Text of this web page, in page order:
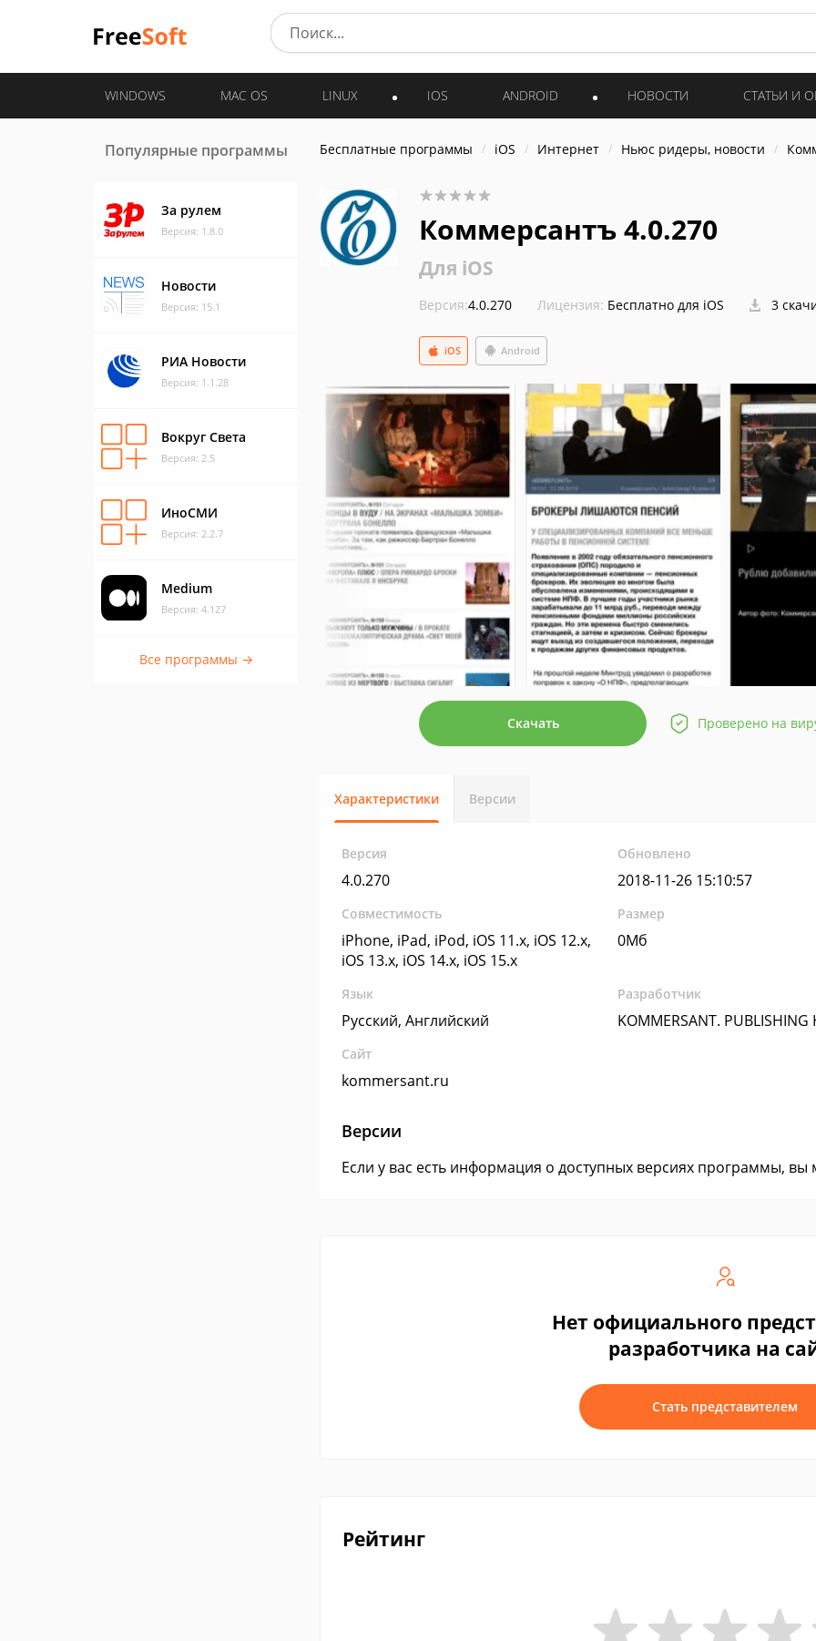
WINDOWS MAC OS LINUX IOS ANDROID НОВОСТИ СТАТЬИ И
Популярные программы
За рулем
Версия: 1.8.0
Новости
Версия: 15.1
РИА Новости
Версия: 1.1.28
Вокруг Света
Версия: 2.5
ИноСМИ
Версия: 2.2.7
Medium
Версия: 4.127
Все программы →
Бесплатные программы iOS Интернет Ньюс ридеры, новости
Коммерсантъ 4.0.270
Для iOS
Версия:4.0.270 Лицензия: Бесплатно для iOS 3
iOS Android
Скачать Проверено на
Характеристики Версии
Версия
4.0.270
Обновлено
2018-11-26 15:10:57
Совместимость
iPhone, iPad, iPod, iOS 11.x, iOS 12.x,
iOS 13.x, iOS 14.x, iOS 15.x
Размер
0Мб
Язык
Русский, Английский
Разработчик
KOMMERSANT. PUBLISHING
Сайт
kommersant.ru
Версии
Если у вас есть информация о доступных версиях программы,
Нет официального
разработчика на
Стать представителем
Рейтинг